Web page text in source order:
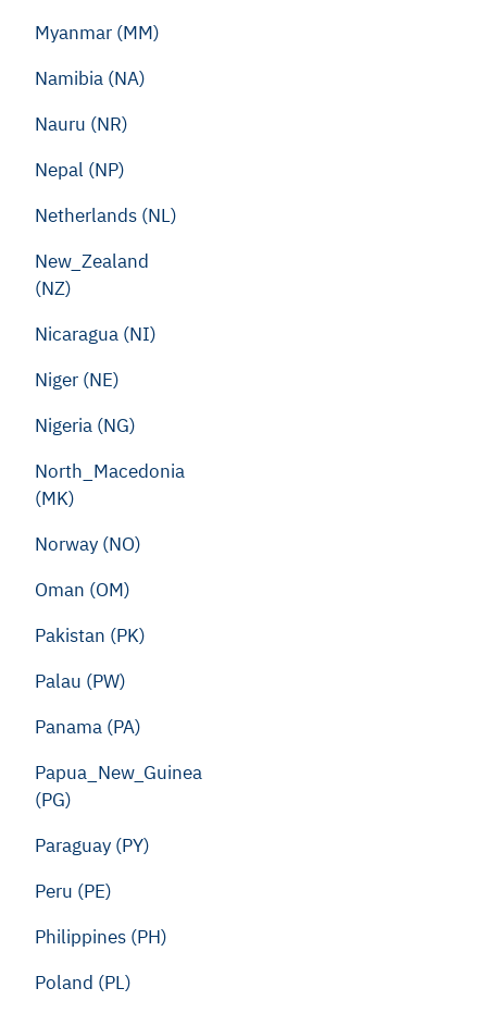
Myanmar (MM)
Namibia (NA)
Nauru (NR)
Nepal (NP)
Netherlands (NL)
New_Zealand
(NZ)
Nicaragua (NI)
Niger (NE)
Nigeria (NG)
North_Macedonia
(MK)
Norway (NO)
Oman (OM)
Pakistan (PK)
Palau (PW)
Panama (PA)
Papua_New_Guinea
(PG)
Paraguay (PY)
Peru (PE)
Philippines (PH)
Poland (PL)